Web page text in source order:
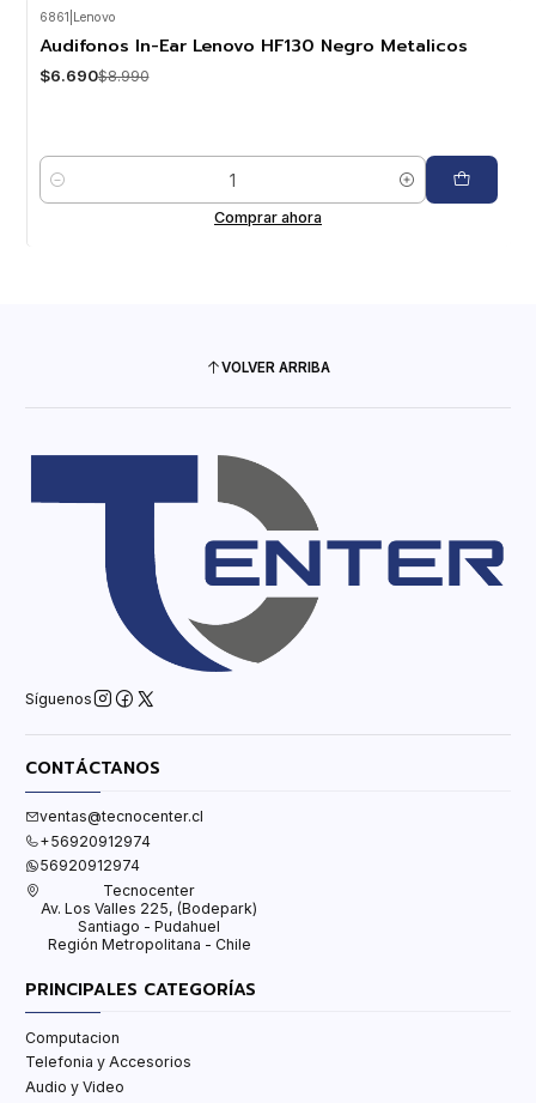
-26% OFF
6861 Lenovo
Audifonos In-Ear Lenovo HF130 Negro Metalicos
$6.690$8.990
Cantidad
Comprar ahora
VOLVER ARRIBA
Síguenos
CONTÁCTANOS
ventas@tecnocenter.cl
+56920912974
56920912974
Tecnocenter
Av. Los Valles 225, (Bodepark)
Santiago - Pudahuel
Región Metropolitana - Chile
PRINCIPALES CATEGORÍAS
Computacion
Telefonia y Accesorios
Audio y Video